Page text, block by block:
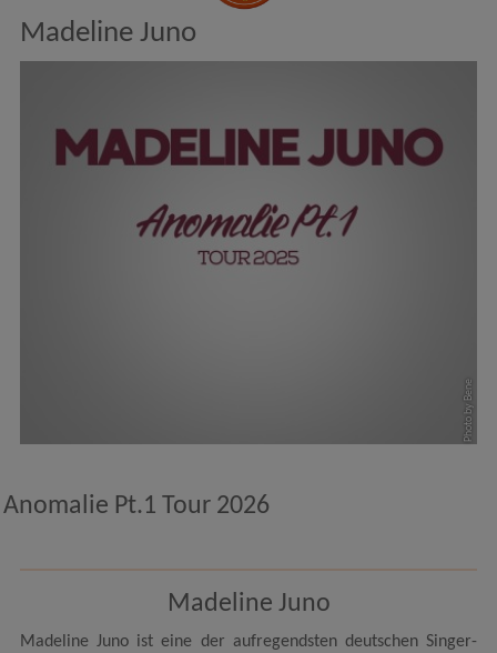
Madeline Juno
Photo by Bene
Anomalie Pt.1 Tour 2026
Madeline Juno
Madeline Juno ist eine der aufregendsten deutschen Singer-